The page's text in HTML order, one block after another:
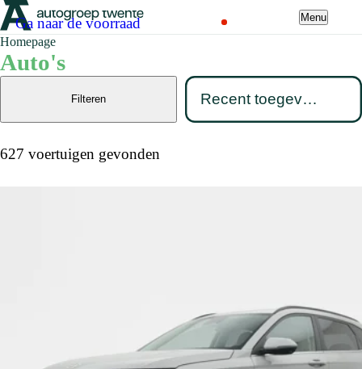
Menu
Homepage
Auto's
Ga naar de voorraad
627 voertuigen gevonden
Filteren